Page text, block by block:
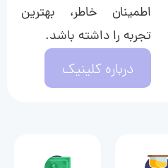
اطمینان خاطر، بهترین
تجربه را داشته باشد.
درباره کلینیک